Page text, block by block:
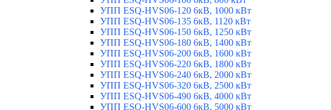
УПП ESQ-HVS06-120 6кВ, 1000 кВт
УПП ESQ-HVS06-135 6кВ, 1120 кВт
УПП ESQ-HVS06-150 6кВ, 1250 кВт
УПП ESQ-HVS06-180 6кВ, 1400 кВт
УПП ESQ-HVS06-200 6кВ, 1600 кВт
УПП ESQ-HVS06-220 6кВ, 1800 кВт
УПП ESQ-HVS06-240 6кВ, 2000 кВт
УПП ESQ-HVS06-320 6кВ, 2500 кВт
УПП ESQ-HVS06-490 6кВ, 4000 кВт
УПП ESQ-HVS06-600 6кВ, 5000 кВт